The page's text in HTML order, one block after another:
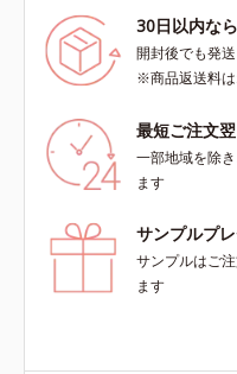
30日以内な
開封後でも発
※商品返送料
最短ご注文
一部地域を除
ます
サンプルプ
サンプルはご
ます